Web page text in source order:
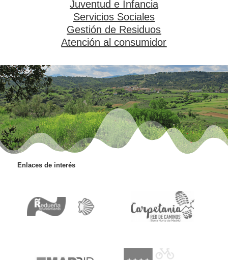
Juventud e Infancia
Servicios Sociales
Gestión de Residuos
Atención al consumidor
Enlaces de interés